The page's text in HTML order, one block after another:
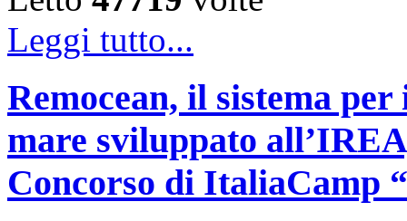
Leggi tutto...
Remocean, il sistema
mare sviluppato
Concorso di ItaliaCamp